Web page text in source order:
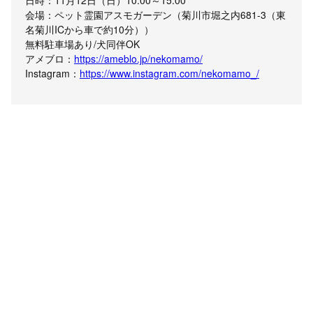
会場：ペット霊園アスモガーデン（菊川市堀之内681-3（東
名菊川ICから車で約10分））
無料駐車場あり/犬同伴OK
アメブロ： https://ameblo.jp/nekomamo/
Instagram： https://www.instagram.com/nekomamo_/